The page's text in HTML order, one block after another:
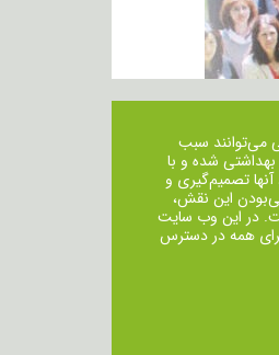
می‌توانند سبب
شده و با
تصمیم‌گیری و
این نقش،
در این وب سایت
همه در دسترس